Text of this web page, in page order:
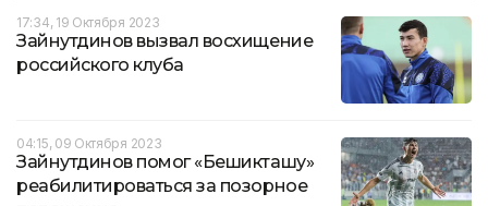
17:34, 19 Октября 2023
Зайнутдинов вызвал восхищение
российского клуба
04:15, 09 Октября 2023
Зайнутдинов помог «Бешикташу»
реабилитироваться за позорное